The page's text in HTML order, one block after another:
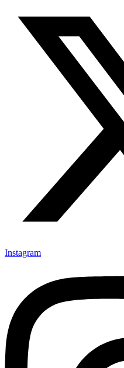
Instagram